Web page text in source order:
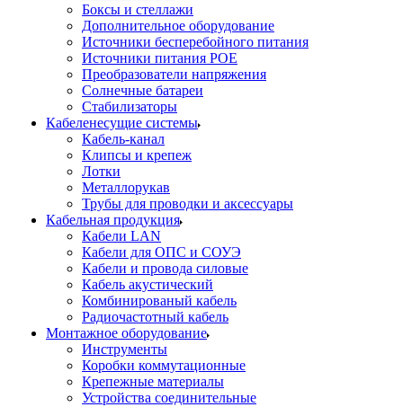
Боксы и стеллажи
Дополнительное оборудование
Источники бесперебойного питания
Источники питания POE
Преобразователи напряжения
Солнечные батареи
Стабилизаторы
Кабеленесущие системы
Кабель-канал
Клипсы и крепеж
Лотки
Металлорукав
Трубы для проводки и аксессуары
Кабельная продукция
Кабели LAN
Кабели для ОПС и СОУЭ
Кабели и провода силовые
Кабель акустический
Комбинированый кабель
Радиочастотный кабель
Монтажное оборудование
Инструменты
Коробки коммутационные
Крепежные материалы
Устройства соединительные